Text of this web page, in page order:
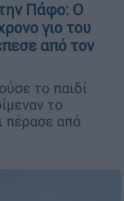
Πάφο: Ο
γιο του
από τον
το παιδί
το
πέρασε από